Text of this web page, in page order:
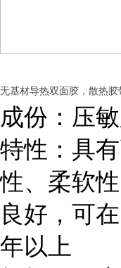
无基材导热双面胶，散热
成份：压
特性：具
性、柔软
良好，可
年以上